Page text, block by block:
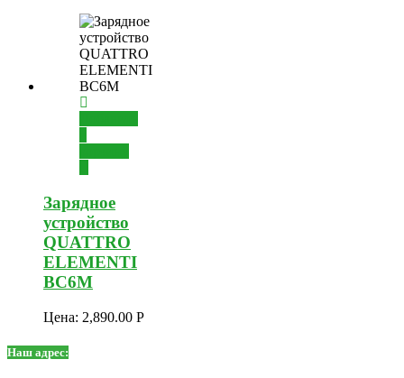
Зарядное
устройство
QUATTRO
ELEMENTI
BC6M
Цена: 2,890.00 Р
Наш адрес: